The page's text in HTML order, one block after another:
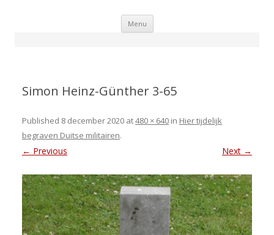
Menu Skip
Simon Heinz-Günther 3-65
Published 8 december 2020 at480 × 640 in Hier tijdelijk
begraven Duitse militairen.
← Previous Next →